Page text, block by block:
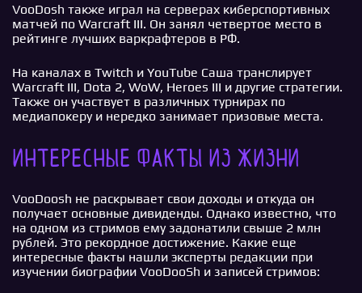
VooDosh также играл на серверах киберспортивных
матчей по Warcraft III. Он занял четвертое место в
рейтинге лучших варкрафтеров в РФ.
На каналах в Twitch и YouTube Саша транслирует
Warcraft III, Dota 2, WoW, Heroes III и другие стратегии.
Также он участвует в различных турнирах по
медиапокеру и нередко занимает призовые места.
Интересные факты из жизни
VooDoosh не раскрывает свои доходы и откуда он
получает основные дивиденды. Однако известно, что
на одном из стримов ему задонатили свыше 2 млн
рублей. Это рекордное достижение. Какие еще
интересные факты нашли эксперты редакции при
изучении биографии VooDooSh и записей стримов: